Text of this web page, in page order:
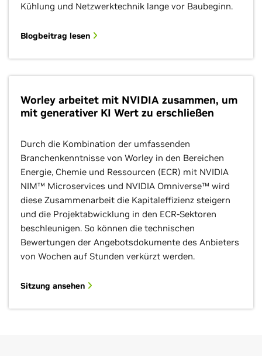
Kühlung und Netzwerktechnik lange vor Baubeginn.
Blogbeitrag lesen
Worley arbeitet mit NVIDIA zusammen, um
mit generativer KI Wert zu erschließen
Durch die Kombination der umfassenden
Branchenkenntnisse von Worley in den Bereichen
Energie, Chemie und Ressourcen (ECR) mit NVIDIA
NIM™ Microservices und NVIDIA Omniverse™ wird
diese Zusammenarbeit die Kapitaleffizienz steigern
und die Projektabwicklung in den ECR-Sektoren
beschleunigen. So können die technischen
Bewertungen der Angebotsdokumente des Anbieters
von Wochen auf Stunden verkürzt werden.
Sitzung ansehen